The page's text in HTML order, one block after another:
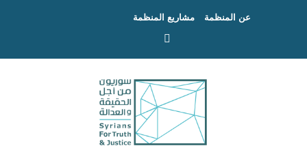
عن المنظمة مشاريع المنظمة